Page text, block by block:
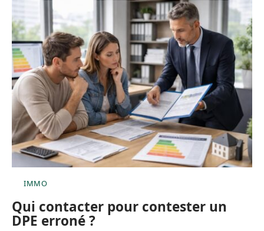
IMMO
Qui contacter pour contester un
DPE erroné ?